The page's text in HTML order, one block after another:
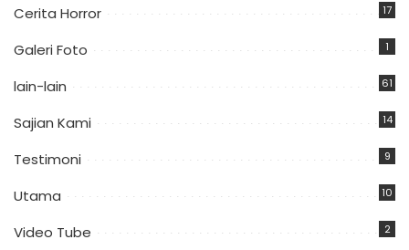
Cerita Horror 17
Galeri Foto 1
lain-lain 61
Sajian Kami 14
Testimoni 9
Utama 10
Video Tube 2